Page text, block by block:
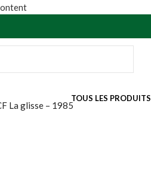
TOUS LES PRODUITS
La glisse – 1985